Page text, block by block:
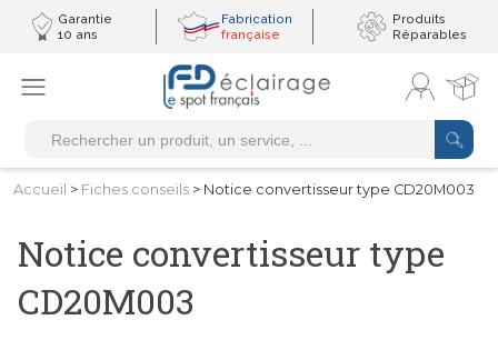
Garantie
10 ans
Fabrication
française
Produits
Réparables
Accueil > Fiches conseils > Notice convertisseur type CD20M003
Notice convertisseur type
CD20M003